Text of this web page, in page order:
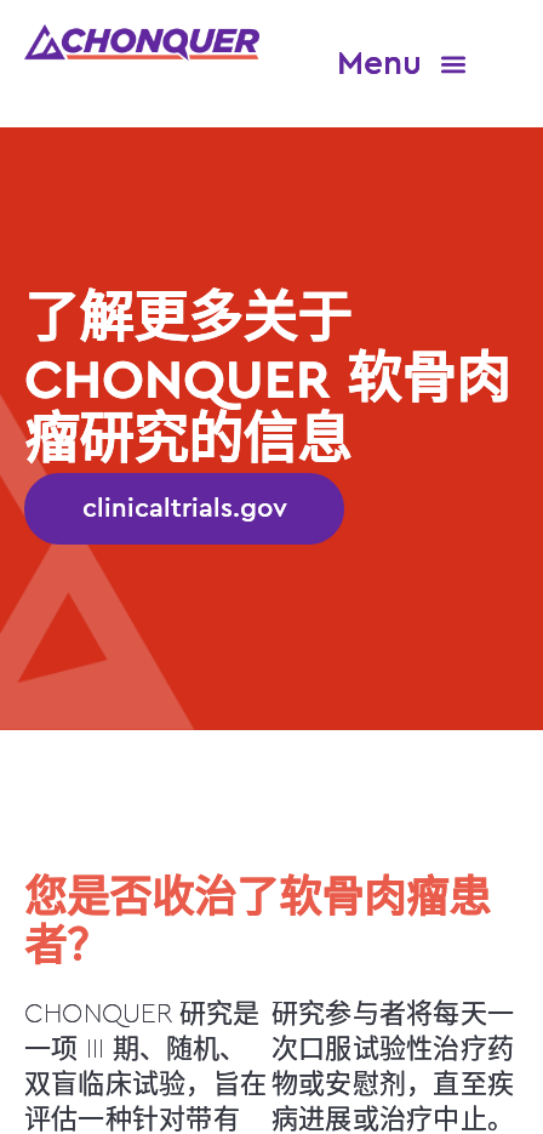
了解更多关于
CHONQUER 软骨肉
瘤研究的信息
clinicaltrials.gov
您是否收治了软骨肉瘤患
者？
CHONQUER 研究是
一项 III 期、随机、
双盲临床试验，旨在
评估一种针对带有
研究参与者将每天一
次口服试验性治疗药
物或安慰剂，直至疾
病进展或治疗中止。